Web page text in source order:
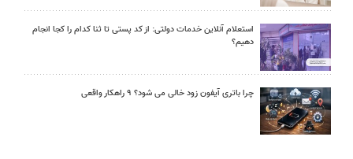
استعلام آنلاین خدمات دولتی: از کد پستی تا ثنا کدام را کجا انجام
دهیم؟
چرا باتری آیفون زود خالی می شود؟ ۹ راهکار واقعی